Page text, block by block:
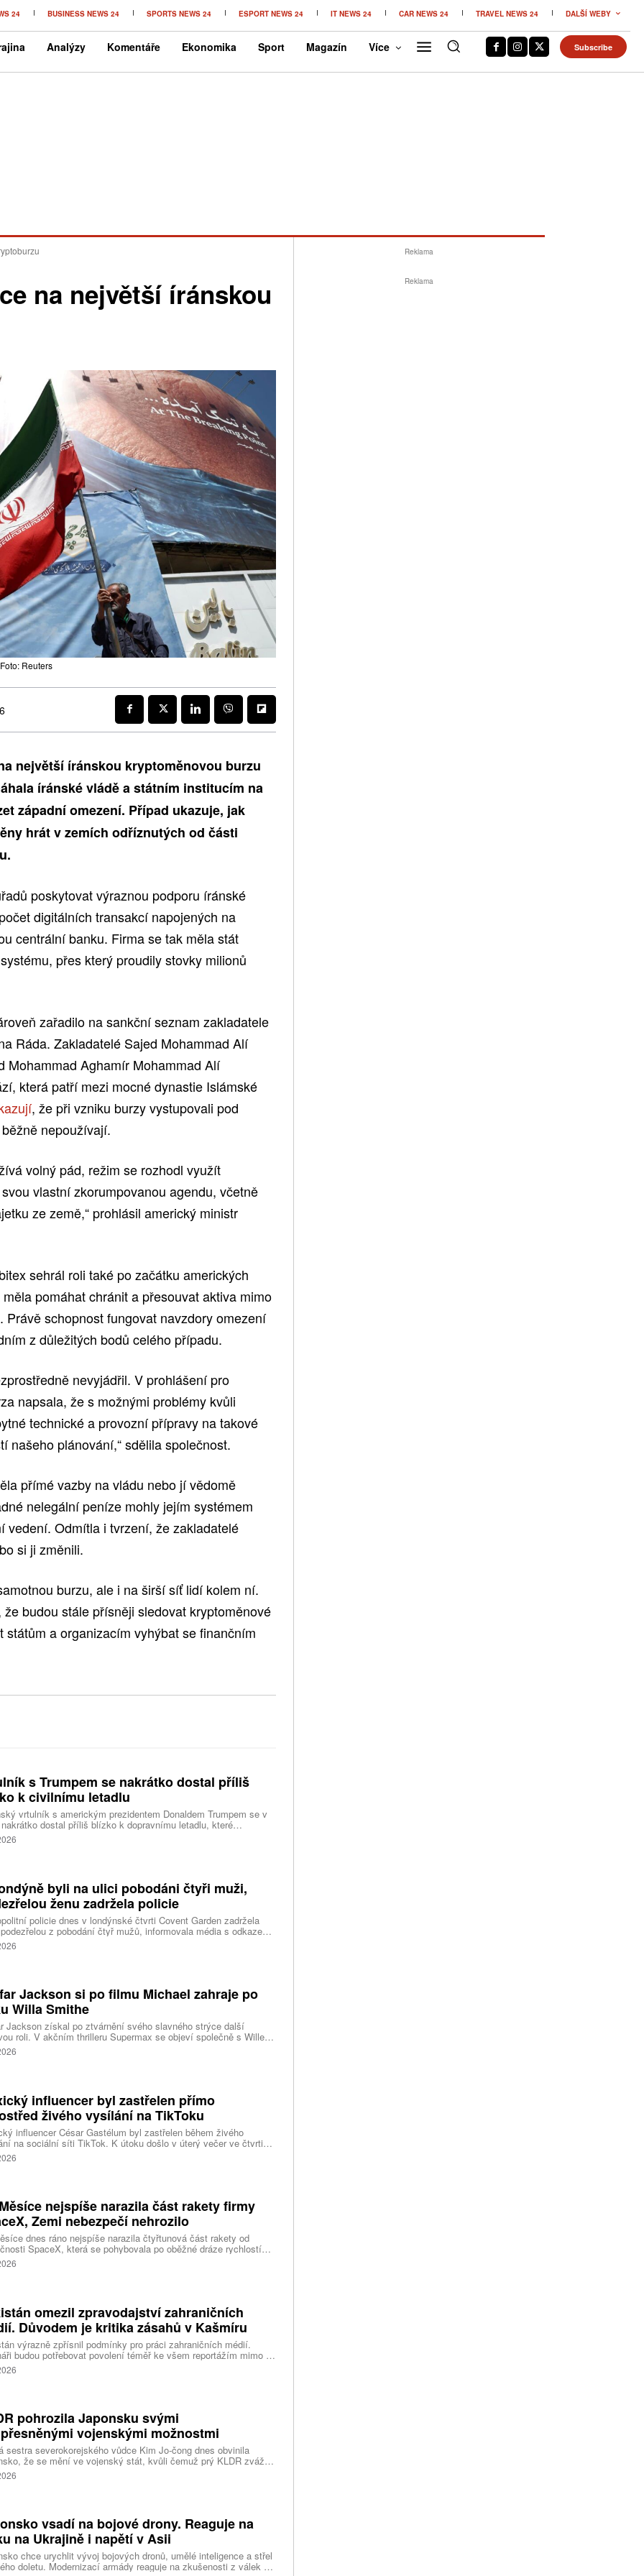
24 BUSINESS NEWS 24 SPORTS NEWS 24 ESPORT NEWS 24 IT NEWS 24 CAR NEWS 24 TRAVEL NEWS 24 DALŠÍ WEBY
Analýzy Komentáře Ekonomika Sport Magazín Více Subscribe
na největší íránskou
Reuters
největší íránskou kryptoměnovou burzu
íránské vládě a státním institucím na
západní omezení. Případ ukazuje, jak
hrát v zemích odříznutých od části
poskytovat výraznou podporu íránské
digitálních transakcí napojených na
centrální banku. Firma se tak měla stát
přes který proudily stovky milionů
zařadilo na sankční seznam zakladatele
Ráda. Zakladatelé Sajed Mohammad Alí
Mohammad Aghamír Mohammad Alí
která patří mezi mocné dynastie Islámské
, že při vzniku burzy vystupovali pod
nepoužívají.
volný pád, režim se rozhodl využít
vlastní zkorumpovanou agendu, včetně
ze země,“ prohlásil americký ministr
sehrál roli také po začátku amerických
pomáhat chránit a přesouvat aktiva mimo
schopnost fungovat navzdory omezení
z důležitých bodů celého případu.
nevyjádřil. V prohlášení pro
napsala, že s možnými problémy kvůli
technické a provozní přípravy na takové
našeho plánování,“ sdělila společnost.
přímé vazby na vládu nebo jí vědomě
nelegální peníze mohly jejím systémem
vedení. Odmítla i tvrzení, že zakladatelé
si ji změnili.
burzu, ale i na širší síť lidí kolem ní.
budou stále přísněji sledovat kryptoměnové
státům a organizacím vyhýbat se finančním
s Trumpem se nakrátko dostal příliš
k civilnímu letadlu
vrtulník s americkým prezidentem Donaldem Trumpem se v
dostal příliš blízko k dopravnímu letadlu, které
z washingtonského letiště Ronalda Reagana, uvedl dnes
Federální úřad pro letectví (FAA). Podle Bílého domu Trump
vyšetřování.
byli na ulici pobodáni čtyři muži,
ženu zadržela policie
policie dnes v londýnské čtvrti Covent Garden zadržela
z pobodání čtyř mužů, informovala média s odkazem
úřady. Mluvčí londýnské záchranné služby uvedl, že čtyři
byli ošetřeni na místě a převezeni do nedalekého
Jackson si po filmu Michael zahraje po
Willa Smithe
Jackson získal po ztvárnění svého slavného strýce další
roli. V akčním thrilleru Supermax se objeví společně s Willem
a AnnaSophií Robb. Podrobnosti o jeho postavě zatím tvůrci
influencer byl zastřelen přímo
živého vysílání na TikToku
influencer César Gastélum byl zastřelen během živého
na sociální síti TikTok. K útoku došlo v úterý večer ve čtvrti
ve městě Culiacán na severu země.
nejspíše narazila část rakety firmy
Zemi nebezpečí nehrozilo
dnes ráno nejspíše narazila čtyřtunová část rakety od
SpaceX, která se pohybovala po oběžné dráze rychlostí
2,43 kilometru za sekundu. Napsal to web stanice BBC, podle
už na Měsíci asi 3000 objektů vyrobených člověkem. Potvrzení
omezil zpravodajství zahraničních
Důvodem je kritika zásahů v Kašmíru
výrazně zpřísnil podmínky pro práci zahraničních médií.
budou potřebovat povolení téměř ke všem reportážím mimo tři
města. Nová pravidla přicházejí po kritice postupu úřadů vůči
v Pákistánem spravovaném Kašmíru.
pohrozila Japonsku svými
vojenskými možnostmi
sestra severokorejského vůdce Kim Jo-čong dnes obvinila
že se mění ve vojenský stát, kvůli čemuž prý KLDR zváží
vojenské možnosti. Odsoudila také Spojené státy za to,
umožňují pokračovat ve zbrojení, napsaly agentury AFP
vsadí na bojové drony. Reaguje na
na Ukrajině i napětí v Asii
chce urychlit vývoj bojových dronů, umělé inteligence a střel
doletu. Modernizací armády reaguje na zkušenosti z válek na
Reklama
Reklama